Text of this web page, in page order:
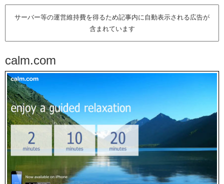
サーバー等の運営維持費を得るため記事内に自動表示される広告が
含まれています
calm.com